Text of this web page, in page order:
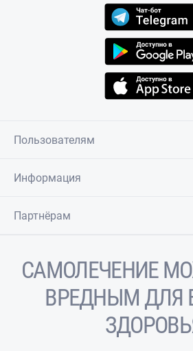
Пользователям
Информация
Партнёрам
САМОЛЕЧЕНИЕ
ВРЕДНЫМ ДЛЯ